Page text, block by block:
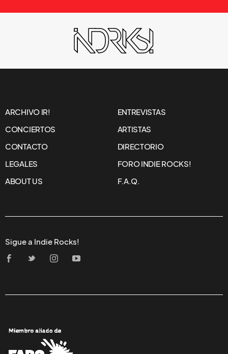
ARCHIVO IR!
ENTREVISTAS
CONCIERTOS
ARTISTAS
CONTACTO
DIRECTORIO
LEGALES
FORO INDIE ROCKS!
ABOUT US
F.A.Q.
Sigue a Indie Rocks!